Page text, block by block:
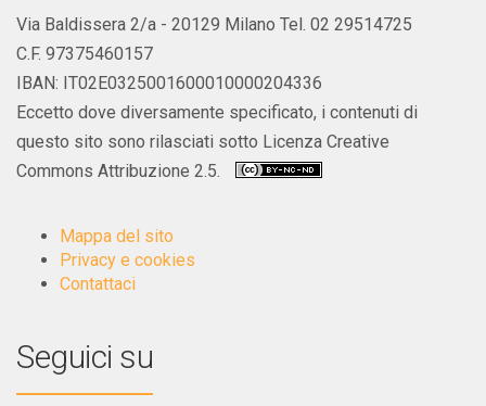
Via Baldissera 2/a - 20129 Milano Tel. 02 29514725
C.F. 97375460157
IBAN: IT02E0325001600010000204336
Eccetto dove diversamente specificato, i contenuti di
questo sito sono rilasciati sotto Licenza Creative
Commons Attribuzione 2.5.
Mappa del sito
Privacy e cookies
Contattaci
Seguici su